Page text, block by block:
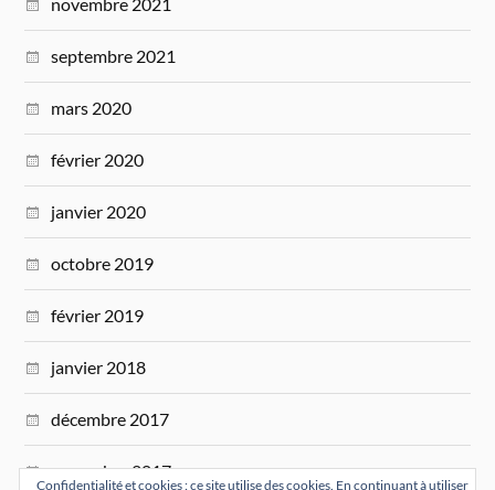
septembre 2021
mars 2020
février 2020
janvier 2020
octobre 2019
février 2019
janvier 2018
décembre 2017
novembre 2017
Confidentialité et cookies : ce site utilise des cookies. En continuant à utiliser